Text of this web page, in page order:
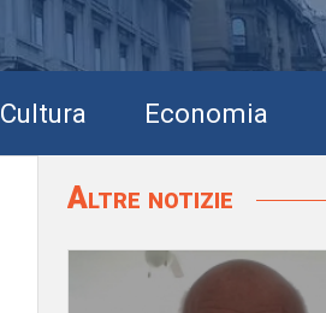
Cultura Economia
Altre notizie